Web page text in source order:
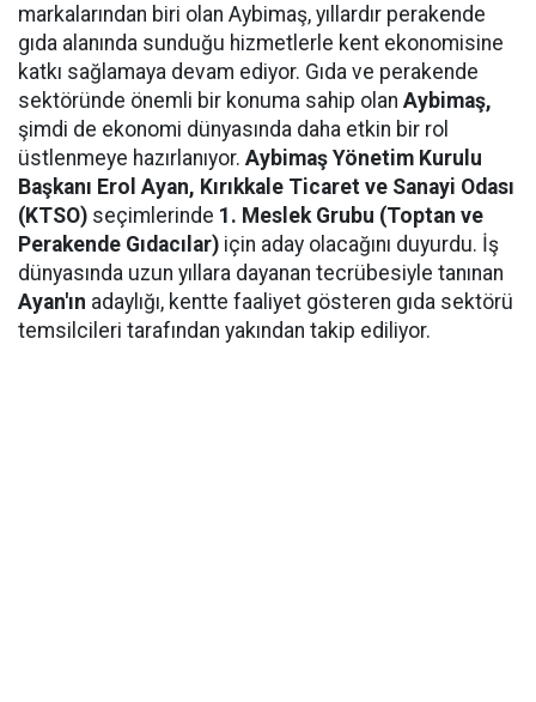
markalarından biri olan Aybimaş, yıllardır perakende
gıda alanında sunduğu hizmetlerle kent ekonomisine
katkı sağlamaya devam ediyor. Gıda ve perakende
sektöründe önemli bir konuma sahip olan Aybimaş,
şimdi de ekonomi dünyasında daha etkin bir rol
üstlenmeye hazırlanıyor. Aybimaş Yönetim Kurulu
Başkanı Erol Ayan, Kırıkkale Ticaret ve Sanayi Odası
(KTSO) seçimlerinde 1. Meslek Grubu (Toptan ve
Perakende Gıdacılar) için aday olacağını duyurdu. İş
dünyasında uzun yıllara dayanan tecrübesiyle tanınan
Ayan'ın adaylığı, kentte faaliyet gösteren gıda sektörü
temsilcileri tarafından yakından takip ediliyor.